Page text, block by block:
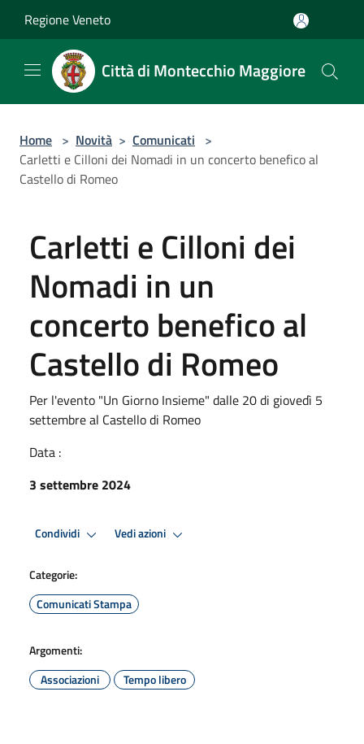
Regione Veneto
Città di Montecchio Maggiore
Home > Novità > Comunicati >
Carletti e Cilloni dei Nomadi in un concerto benefico al
Castello di Romeo
Carletti e Cilloni dei
Nomadi in un
concerto benefico al
Castello di Romeo
Per l'evento "Un Giorno Insieme" dalle 20 di giovedì 5
settembre al Castello di Romeo
Data :
3 settembre 2024
Condividi Vedi azioni
Categorie:
Comunicati Stampa
Argomenti:
Associazioni
Tempo libero